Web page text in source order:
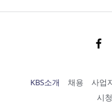
KBS소개 채용 사업
시